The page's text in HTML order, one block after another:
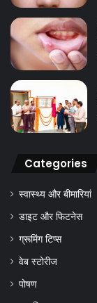
Categories
स्वास्थ्य और बीमारियां
डाइट और फिटनेस
ग्रूमिंग टिप्स
वेब स्टोरीज
पोषण